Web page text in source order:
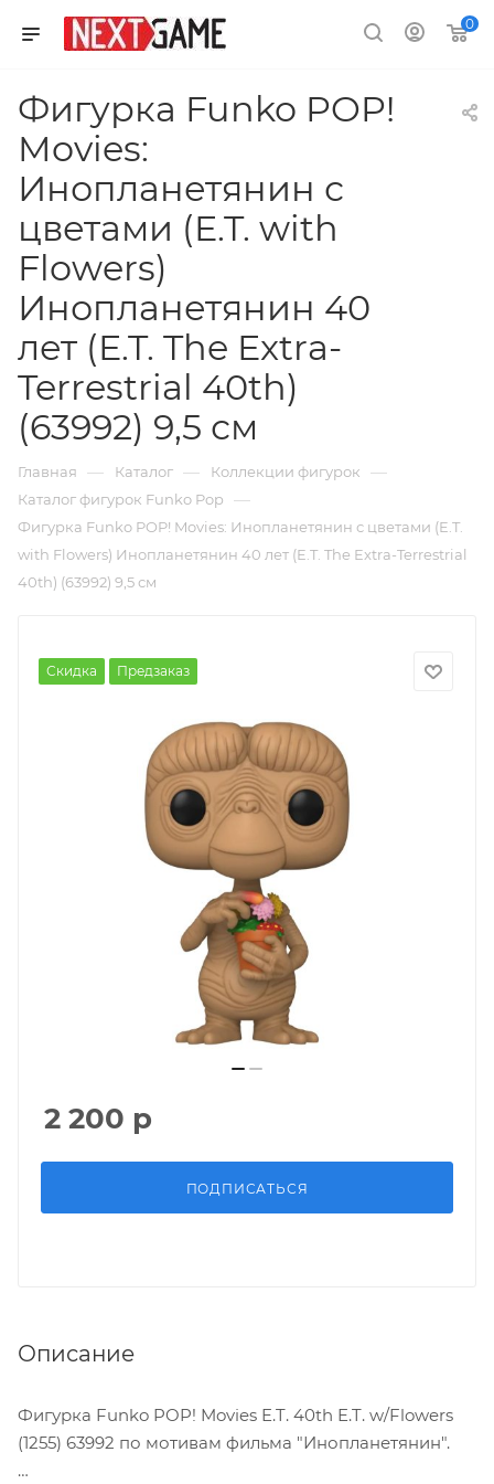
0
Фигурка Funko POP!
Movies:
Инопланетянин с
цветами (E.T. with
Flowers)
Инопланетянин 40
лет (E.T. The Extra-
Terrestrial 40th)
(63992) 9,5 см
Главная — Каталог — Коллекции фигурок —
Каталог фигурок Funko Pop —
Фигурка Funko POP! Movies: Инопланетянин с цветами (E.T.
with Flowers) Инопланетянин 40 лет (E.T. The Extra-Terrestrial
40th) (63992) 9,5 см
Скидка Предзаказ
2 200 р
ПОДПИСАТЬСЯ
Описание
Фигурка Funko POP! Movies E.T. 40th E.T. w/Flowers
(1255) 63992 по мотивам фильма "Инопланетянин".